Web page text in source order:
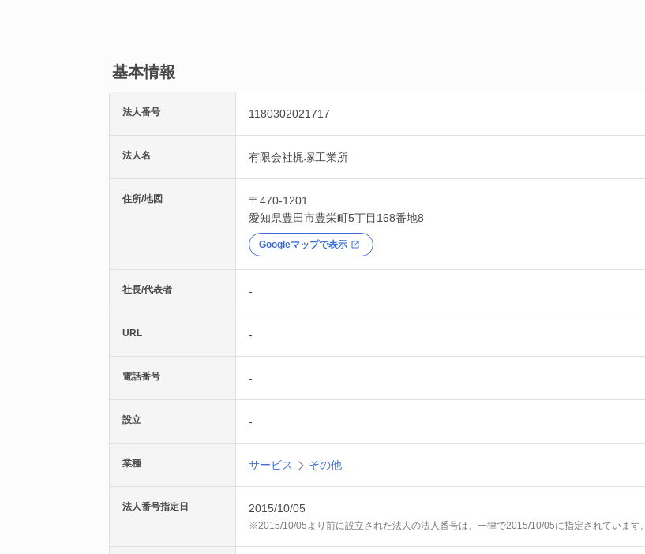
基本情報
法人番号 1180302021717
法人名 有限会社梶塚工業所
住所/地図
〒470-1201
愛知県豊田市豊栄町5丁目168番地8
Googleマップで表示
社長/代表者 -
URL -
電話番号 -
設立 -
業種 サービス その他
法人番号指定日 2015/10/05
※2015/10/05より前に設立された法人の法人番号は、一律で2015/10/05に指定されています。